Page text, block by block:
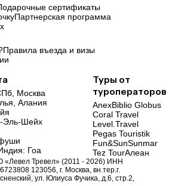
сертификаты
Партнерская программа
Правила въезда и визы
Москва
Алания
Шейх
Гоа
Туры от
туроператоров
AnexBiblio Globus
Coral Travel
Level.Travel
Pegas Touristik
Fun&SunSunmar
Tez TourАлеан
Тревел» (2011 - 2026) ИНН
123056, г. Москва, вн.тер.г.
ул. Юлиуса Фучика, д.6, стр.2,